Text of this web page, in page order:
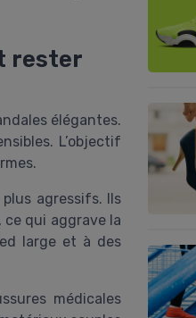
rester
élégantes.
L’objectif
agressifs. Ils
qui aggrave la
large et à des
médicales